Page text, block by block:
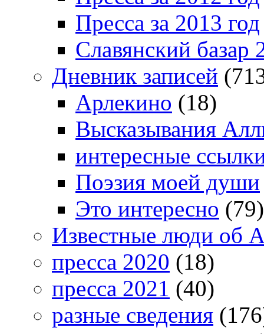
Пресса за 2013 год
Славянский базар
Дневник записей
Арлекино (18)
Высказывания
интересные
Поэзия моей души
Это интересно (79)
Известные люди об
пресса 2020 (18)
пресса 2021 (40)
разные сведения